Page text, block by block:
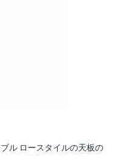
ル ロースタイルの天板の